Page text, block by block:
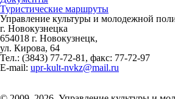
Туристические маршруты
Управление культуры и молодежной
г. Новокузнецка
654018 г. Новокузнецк,
ул. Кирова, 64
Тел.: (3843) 77-72-81 , факс: 77-72-97
E-mail: upr-kult-nvkz@mail.ru